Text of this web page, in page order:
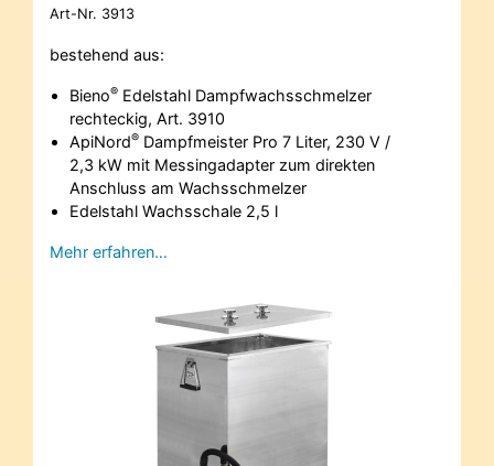
Art-Nr. 3913
bestehend aus:
Bieno®Edelstahl Dampfwachsschmelzer
rechteckig, Art. 3910
ApiNord®Dampfmeister Pro 7 Liter, 230 V /
2,3 kW mit Messingadapter zum direkten
Anschluss am Wachsschmelzer
Edelstahl Wachsschale 2,5 l
Mehr erfahren…